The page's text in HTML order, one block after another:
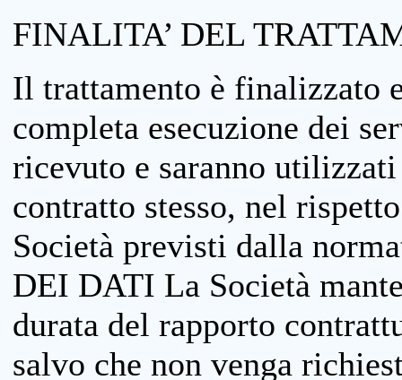
FINALITA’ DEL
Il trattamento è finalizzato
completa esecuzione dei
ricevuto e saranno
contratto stesso, nel
Società previsti dalla
DEI DATI La Società
durata del rapporto
salvo che non venga